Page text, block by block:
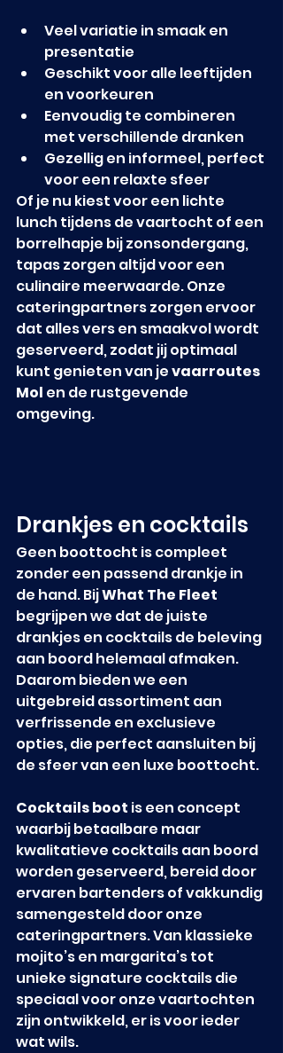
Veel variatie in smaak en
presentatie
Geschikt voor alle leeftijden
en voorkeuren
Eenvoudig te combineren
met verschillende dranken
Gezellig en informeel, perfect
voor een relaxte sfeer
Of je nu kiest voor een lichte
lunch tijdens de vaartocht of een
borrelhapje bij zonsondergang,
tapas zorgen altijd voor een
culinaire meerwaarde. Onze
cateringpartners zorgen ervoor
dat alles vers en smaakvol wordt
geserveerd, zodat jij optimaal
kunt genieten van je vaarroutes
Mol en de rustgevende
omgeving.
Drankjes en cocktails
Geen boottocht is compleet
zonder een passend drankje in
de hand. Bij What The Fleet
begrijpen we dat de juiste
drankjes en cocktails de beleving
aan boord helemaal afmaken.
Daarom bieden we een
uitgebreid assortiment aan
verfrissende en exclusieve
opties, die perfect aansluiten bij
de sfeer van een luxe boottocht.
Cocktails boot is een concept
waarbij betaalbare maar
kwalitatieve cocktails aan boord
worden geserveerd, bereid door
ervaren bartenders of vakkundig
samengesteld door onze
cateringpartners. Van klassieke
mojito’s en margarita’s tot
unieke signature cocktails die
speciaal voor onze vaartochten
zijn ontwikkeld, er is voor ieder
wat wils.